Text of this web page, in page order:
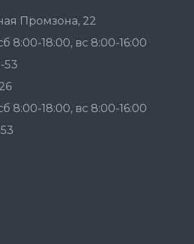
Промзона, 22
8:00-18:00, вс 8:00-16:00
53
8:00-18:00, вс 8:00-16:00